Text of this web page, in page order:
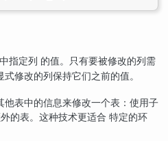
指定列 的值。只有要被修改的列需
修改的列保持它们之前的值。
表中的信息来修改一个表：使用子
的表。这种技术更适合 特定的环